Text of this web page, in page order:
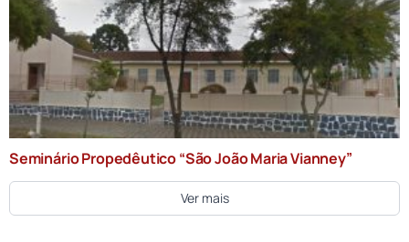
Seminário Propedêutico “São João Maria Vianney”
Ver mais